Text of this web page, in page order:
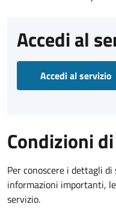
Accedi al
Accedi al servizio
Condizioni
Per conoscere i dettagli
informazioni importanti,
servizio.